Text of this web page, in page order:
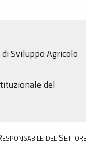
Sviluppo Agricolo
del
del